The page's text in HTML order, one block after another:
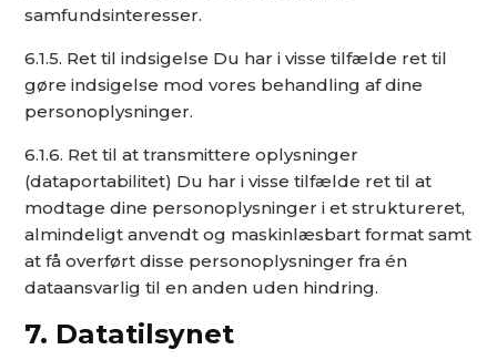
samfundsinteresser.
6.1.5. Ret til indsigelse Du har i visse tilfælde ret til
gøre indsigelse mod vores behandling af dine
personoplysninger.
6.1.6. Ret til at transmittere oplysninger
(dataportabilitet) Du har i visse tilfælde ret til at
modtage dine personoplysninger i et struktureret,
almindeligt anvendt og maskinlæsbart format samt
at få overført disse personoplysninger fra én
dataansvarlig til en anden uden hindring.
7. Datatilsynet